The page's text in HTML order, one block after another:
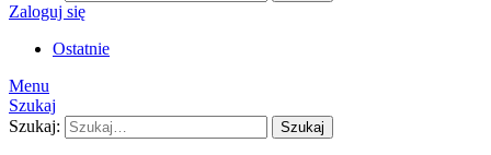
Zaloguj się
Ostatnie
Menu
Szukaj
Szukaj:
Szukaj